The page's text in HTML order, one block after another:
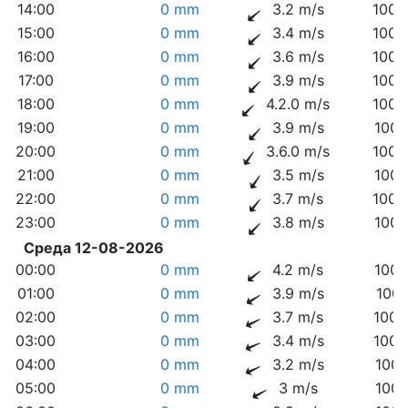
14:00
0 mm 3.2 m/s
15:00
0 mm 3.4 m/s
16:00
0 mm 3.6 m/s
17:00
0 mm 3.9 m/s
18:00
0 mm 4.2.0 m/s
19:00
0 mm 3.9 m/s
20:00
0 mm 3.6.0 m/s
21:00
0 mm 3.5 m/s
22:00
0 mm 3.7 m/s
23:00
0 mm 3.8 m/s
Среда 12-08-2026
00:00
0 mm 4.2 m/s
01:00
0 mm 3.9 m/s
02:00
0 mm 3.7 m/s
03:00
0 mm 3.4 m/s
04:00
0 mm 3.2 m/s
05:00
0 mm 3 m/s